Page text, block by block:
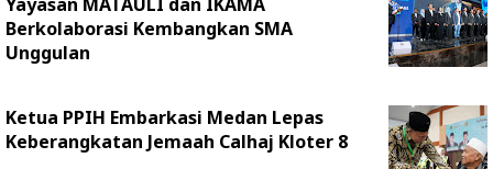
Berkolaborasi Kembangkan SMA
Unggulan
Ketua PPIH Embarkasi Medan Lepas
Keberangkatan Jemaah Calhaj Kloter 8